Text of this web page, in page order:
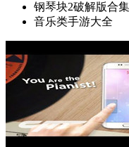
钢琴块2破解版合集
音乐类手游大全